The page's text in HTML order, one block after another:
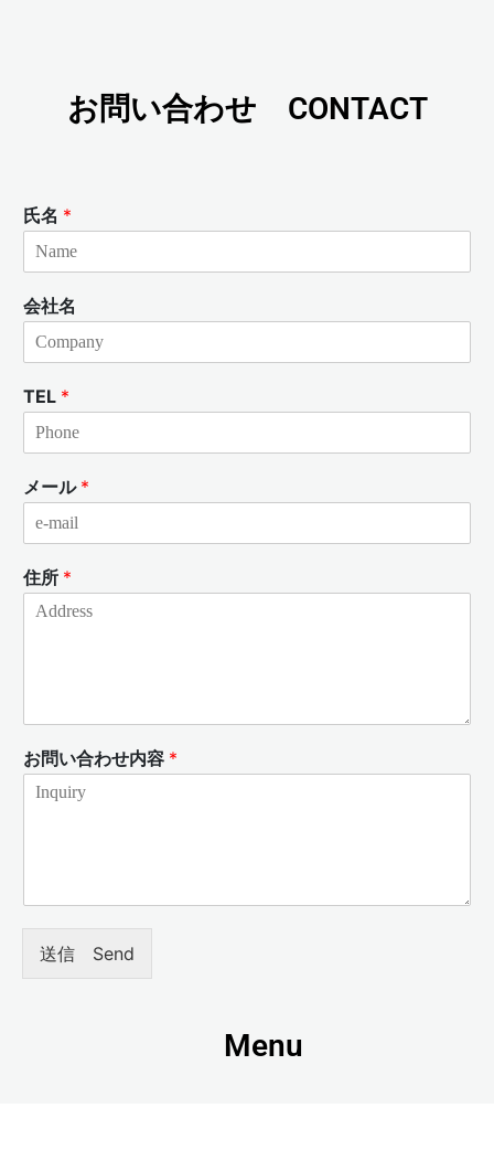
お問い合わせ CONTACT
氏名 *
会社名
TEL *
メール *
住所 *
お問い合わせ内容 *
送信 Send
Menu